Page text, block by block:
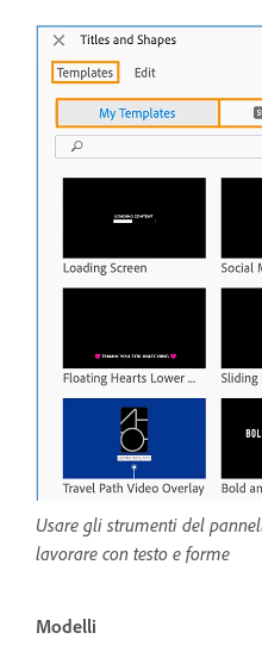
Usare gli strumenti del
lavorare con testo e forme
Modelli